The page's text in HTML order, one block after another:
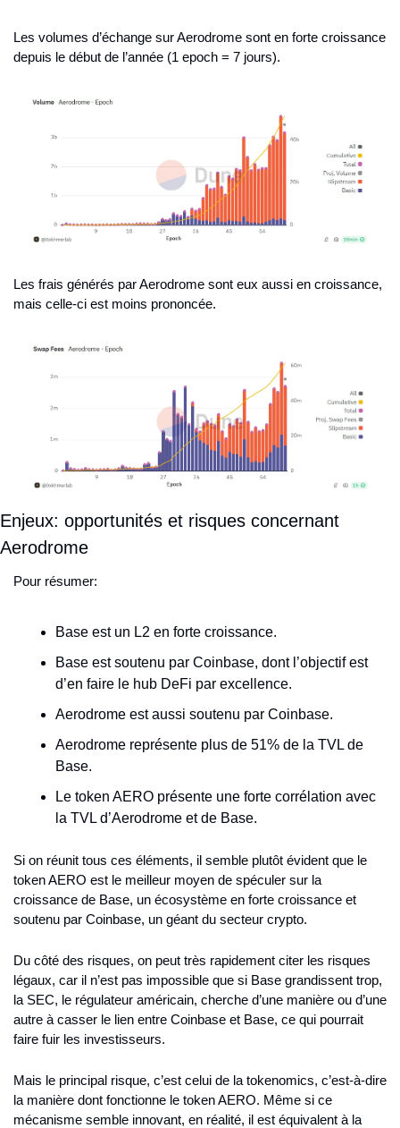
Les volumes d’échange sur Aerodrome sont en forte croissance
depuis le début de l’année (1 epoch = 7 jours).
Les frais générés par Aerodrome sont eux aussi en croissance,
mais celle-ci est moins prononcée.
Enjeux: opportunités et risques concernant
Aerodrome
Pour résumer:
Base est un L2 en forte croissance.
Base est soutenu par Coinbase, dont l’objectif est
d’en faire le hub DeFi par excellence.
Aerodrome est aussi soutenu par Coinbase.
Aerodrome représente plus de 51% de la TVL de
Base.
Le token AERO présente une forte corrélation avec
la TVL d’Aerodrome et de Base.
Si on réunit tous ces éléments, il semble plutôt évident que le
token AERO est le meilleur moyen de spéculer sur la
croissance de Base, un écosystème en forte croissance et
soutenu par Coinbase, un géant du secteur crypto.
Du côté des risques, on peut très rapidement citer les risques
légaux, car il n’est pas impossible que si Base grandissent trop,
la SEC, le régulateur américain, cherche d’une manière ou d’une
autre à casser le lien entre Coinbase et Base, ce qui pourrait
faire fuir les investisseurs.
Mais le principal risque, c’est celui de la tokenomics, c’est-à-dire
la manière dont fonctionne le token AERO. Même si ce
mécanisme semble innovant, en réalité, il est équivalent à la